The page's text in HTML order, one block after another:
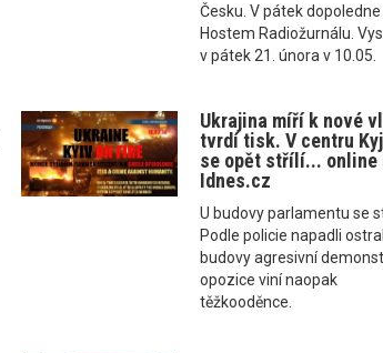
Česku. V pátek
Hostem Radiožurnálu.
v pátek 21. února v 10.05.
Ukrajina míří k nové
tvrdí tisk. V centru
se opět střílí... online
Idnes.cz
U budovy parlamentu se
Podle policie napadli
budovy agresivní
opozice viní naopak
těžkooděnce.